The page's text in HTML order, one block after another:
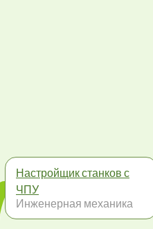
Настройщик станков с
ЧПУ
Инженерная механика